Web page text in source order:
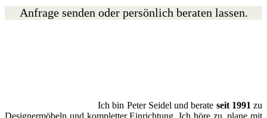
Anfrage senden oder persönlich beraten lassen.
Ich bin Peter Seidel und berate seit 1991 zu
Designermöbeln und kompletter Einrichtung. Ich höre zu, plane mit